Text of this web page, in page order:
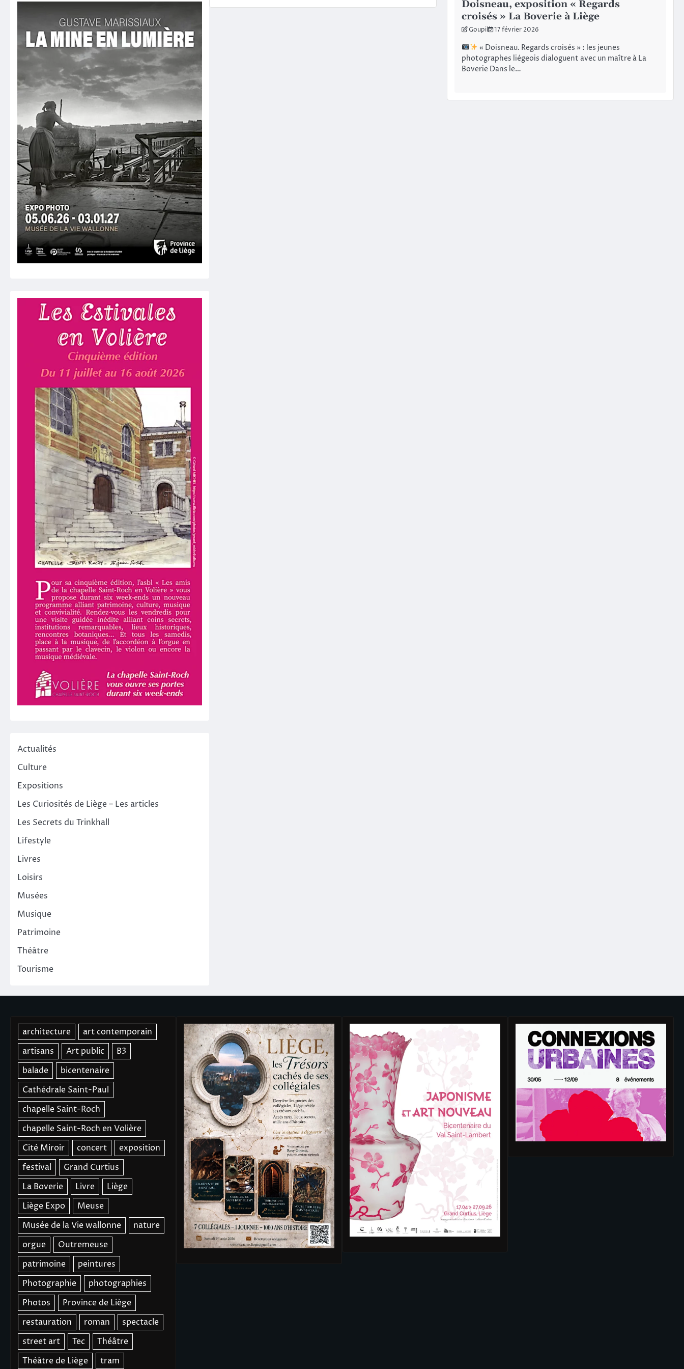
Doisneau, exposition « Regards
croisés » La Boverie à Liège
Goupil 17 février 2026
« Doisneau. Regards croisés » : les jeunes
photographes liégeois dialoguent avec un maître à La
Boverie Dans le…
Actualités
Culture
Expositions
Les Curiosités de Liège – Les articles
Les Secrets du Trinkhall
Lifestyle
Livres
Loisirs
Musées
Musique
Patrimoine
Théâtre
Tourisme